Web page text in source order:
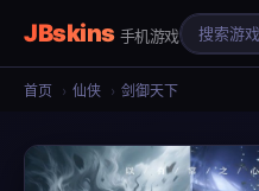
JBskins 手机游戏
首页 › 仙侠 › 剑御天下